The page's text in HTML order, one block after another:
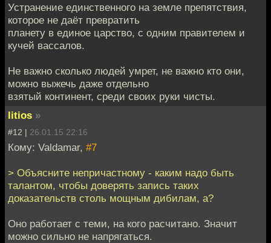
Устранение единственного на земле препятствия,
которое не даёт превратить
планету в единое царство, с одним правителем и
кучей вассалов.
Не важно сколько людей умрет, не важно кто они,
можно выжечь даже отдельно
взятый континент, среди своих руки чисты.
litios »
#12 | 26.01.15 22:16
Кому: Valdamar, #7
> Объясните непричастному - каким надо быть
талантом, чтобы доверять запись таких
доказательств столь мощным дибилам, а?
Оно работает с теми, на кого расчитано. Значит
можно сильно не напрягаться.